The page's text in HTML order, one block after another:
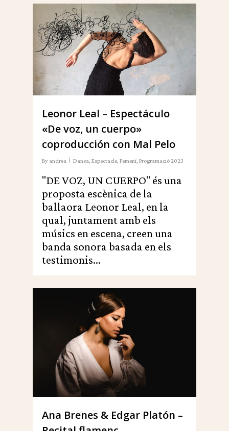
Leonor Leal – Espectáculo
«De voz, un cuerpo»
coproducción con Mal Pelo
By andrea Dansa, Espectacle, Femení, Programació 2023
"DE VOZ, UN CUERPO" és una
proposta escènica de la
ballaora Leonor Leal, en la
qual, juntament amb els
músics en escena, creen una
banda sonora basada en els
testimonis...
Ana Brenes & Edgar Platón –